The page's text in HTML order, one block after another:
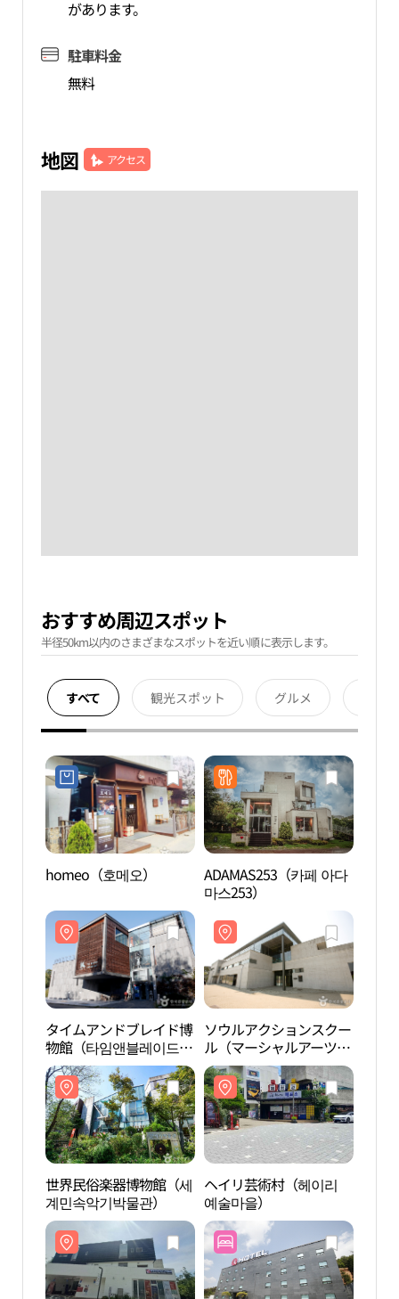
があります。
駐車料金
無料
地図 アクセス
おすすめ周辺スポット
半径50km以内のさまざまなスポットを近い順に表示します。
すべて 観光スポット グルメ
homeo（호메오）
ADAMAS253（카페 아다
마스253）
タイムアンドブレイド博
物館（타임앤블레이드
박물관）
ソウルアクションスクー
ル（マーシャルアーツセ
ンター）（서울액션스쿨
（마샬아트센터））
世界民俗楽器博物館（세
계민속악기박물관）
ヘイリ芸術村（헤이리
예술마을）